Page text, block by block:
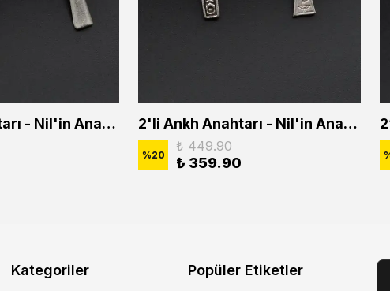
2'li Ankh Anahtarı - Nil'in Anahtarı - Kuru Kafa Erkek Kadın Kolye Seti 2'li Ankh Anahtarı - Nil'in Anahtarı Erkek Kadın Kolye Seti
%20
₺ 449.90
₺ 359.90
Kategoriler Popüler Etiketler